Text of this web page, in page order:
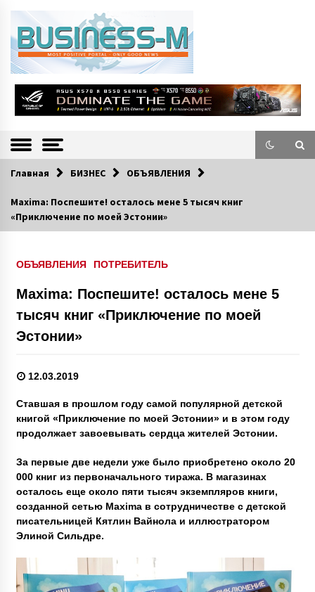
BUSINESS-M
—
Информацио
нно-деловой
экономической и культурной жизни Эстонии и зарубежных стран.
Главная БИЗНЕС ОБЪЯВЛЕНИЯ
Maxima: Поспешите! осталось мене 5 тысяч книг
«Приключение по моей Эстонии»
ОБЪЯВЛЕНИЯ ПОТРЕБИТЕЛЬ
Maxima: Поспешите! осталось мене 5
тысяч книг «Приключение по моей
Эстонии»
12.03.2019
Ставшая в прошлом году самой популярной детской
книгой «Приключение по моей Эстонии» и в этом году
продолжает завоевывать сердца жителей Эстонии.
За первые две недели уже было приобретено около 20
000 книг из первоначального тиража. В магазинах
осталось еще около пяти тысяч экземпляров книги,
созданной сетью Maxima в сотрудничестве с детской
писательницей Кятлин Вайнола и иллюстратором
Элиной Сильдре.